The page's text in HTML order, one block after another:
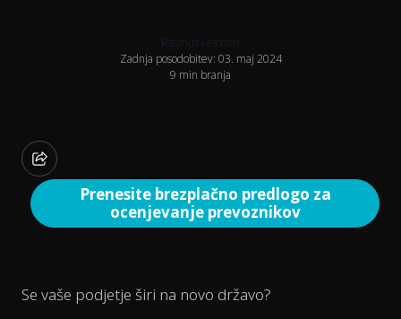
Rasmus Leichter
Zadnja posodobitev: 03. maj 2024
9 min branja
Prenesite brezplačno predlogo za
ocenjevanje prevoznikov
Se vaše podjetje širi na novo državo?